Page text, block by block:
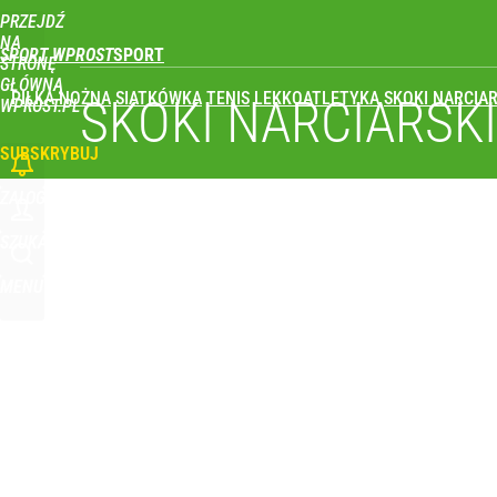
PRZEJDŹ
NA
STRONĘ
GŁÓWNĄ
WPROST.PL
SPORT WPROST
PIŁKA NOŻNA SIATKÓWKA TENIS LEKKOATLETYKA SKOKI
SUBSKRYBUJSKOKI